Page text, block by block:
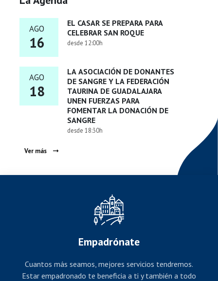
AGO
16
EL CASAR SE PREPARA PARA
CELEBRAR SAN ROQUE
desde 12:00h
AGO
18
LA ASOCIACIÓN DE DONANTES
DE SANGRE Y LA FEDERACIÓN
TAURINA DE GUADALAJARA
UNEN FUERZAS PARA
FOMENTAR LA DONACIÓN DE
SANGRE
desde 18:30h
Ver más
Empadrónate
Cuantos más seamos, mejores servicios tendremos.
Estar empadronado te beneficia a ti y también a todo